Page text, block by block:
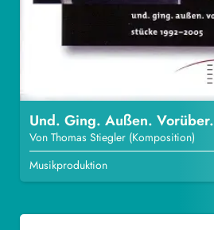
Und. Ging. Außen. Vorüber.
Von Thomas Stiegler (Komposition)
Musikproduktion